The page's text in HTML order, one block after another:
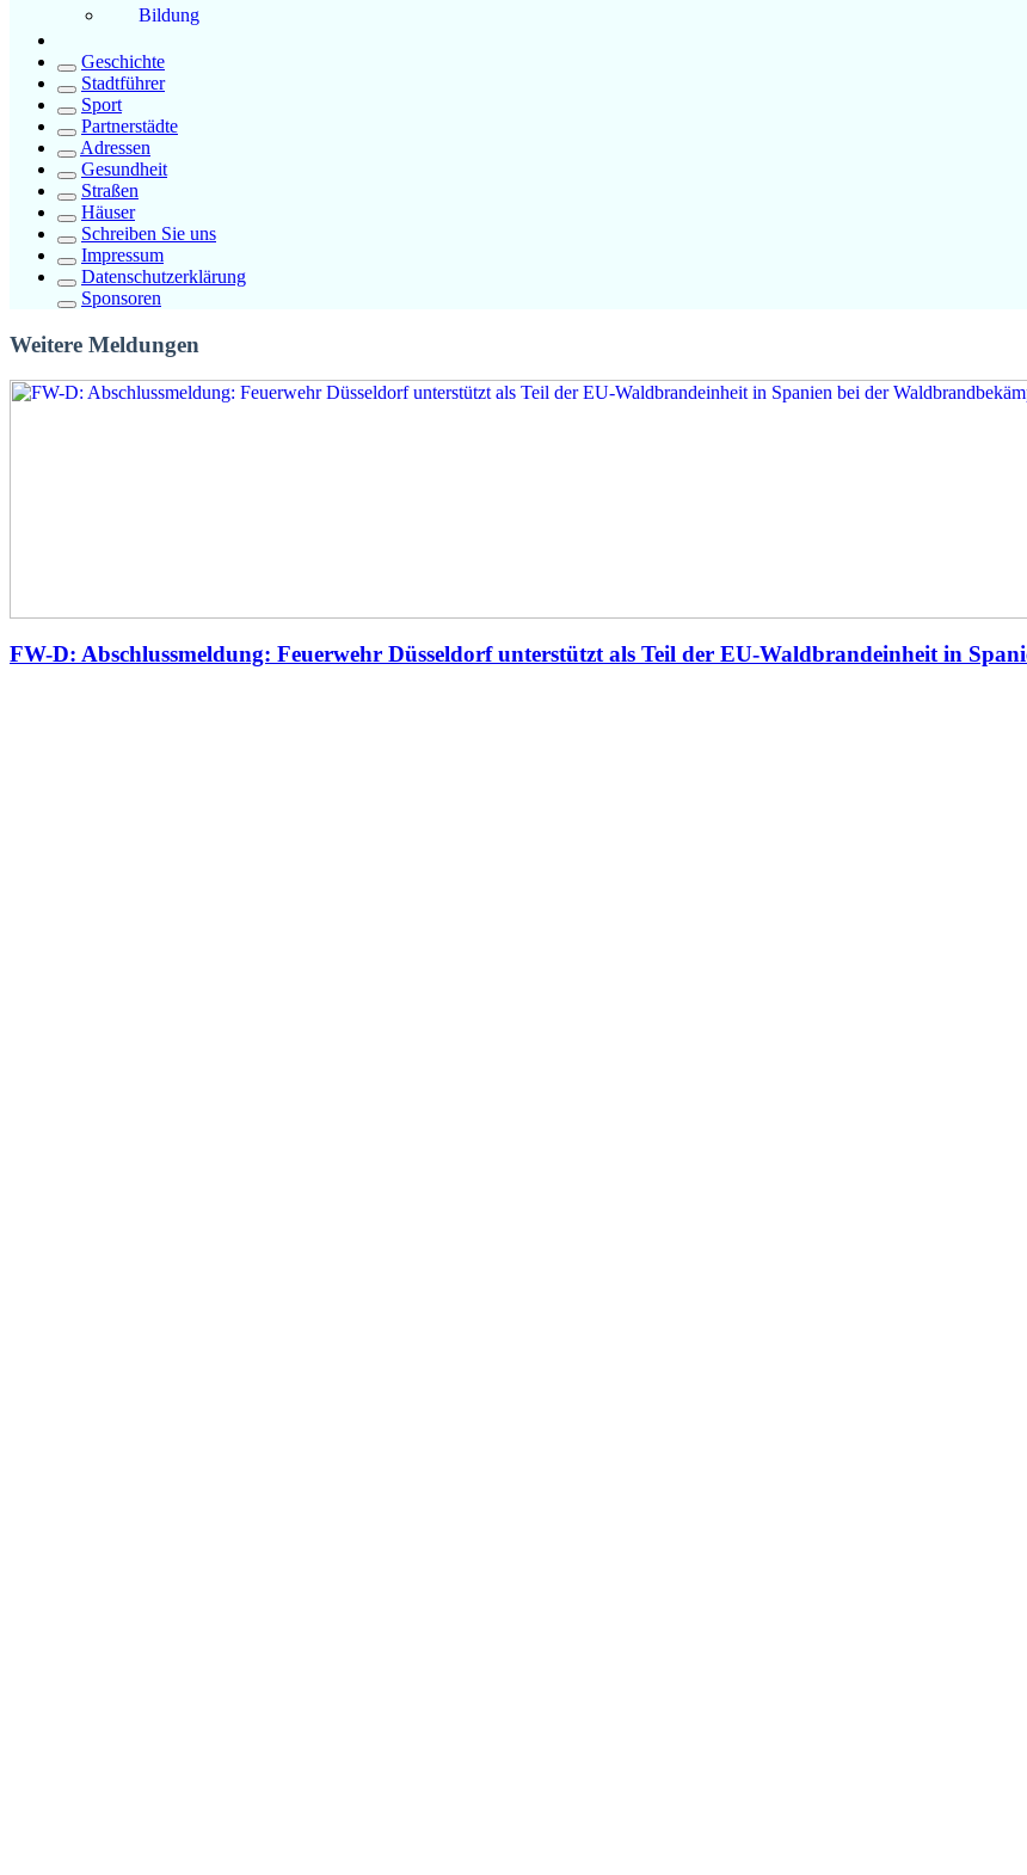
Bildung
Geschichte
Stadtführer
Sport
Partnerstädte
Adressen
Gesundheit
Straßen
Häuser
Schreiben Sie uns
Impressum
Datenschutzerklärung
Sponsoren
Weitere Meldungen
FW-D: Abschlussmeldung: Feuerwehr Düsseldorf unterstützt als Teil der EU-Waldbrandeinheit in